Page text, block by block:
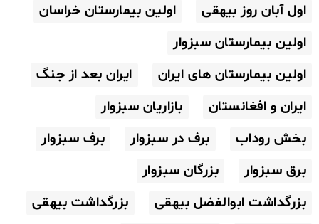
اول آبان روز بیهقی
اولین بیمارستان خراسان
اولین بیمارستان سبزوار
اولین بیمارستان های ایران
ایران بعد از جنگ
ایران و افغانستان
بازاریان سبزوار
بخش روداب
برف در سبزوار
برف سبزوار
برق سبزوار
بزرگان سبزوار
بزرگداشت ابوالفضل بیهقی
بزرگداشت بیهقی